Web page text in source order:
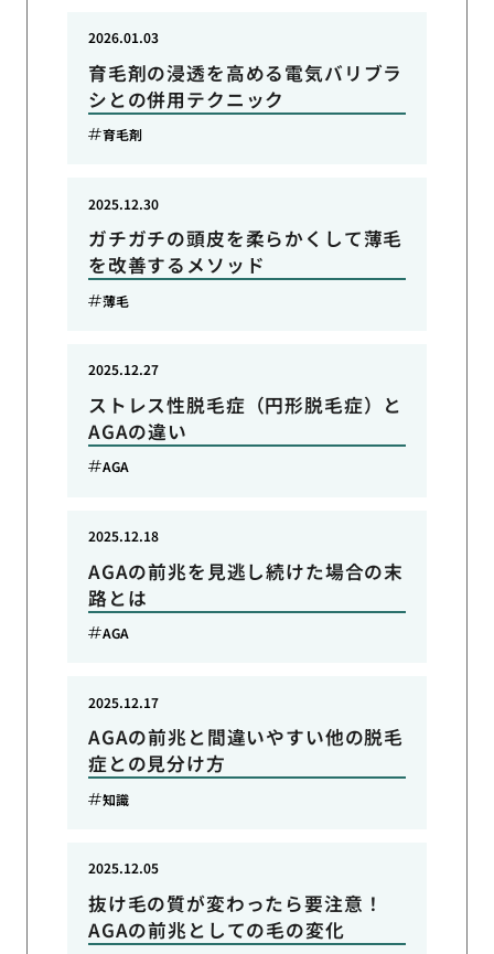
育毛剤の浸透を高める電気バリブラ
シとの併用テクニック
2026.01.03
育毛剤
ガチガチの頭皮を柔らかくして薄毛
を改善するメソッド
2025.12.30
薄毛
ストレス性脱毛症（円形脱毛症）と
AGAの違い
2025.12.27
AGA
AGAの前兆を見逃し続けた場合の末
路とは
2025.12.18
AGA
AGAの前兆と間違いやすい他の脱毛
症との見分け方
2025.12.17
知識
抜け毛の質が変わったら要注意！
AGAの前兆としての毛の変化
2025.12.05